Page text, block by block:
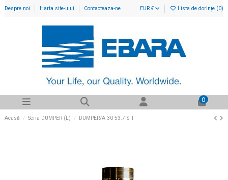
Despre noi Harta site-ului Contacteaza-ne EUR € Lista de dorințe (0)
0
Acasă Seria DUMPER (L) DUMPER/A 30 53.7-S T